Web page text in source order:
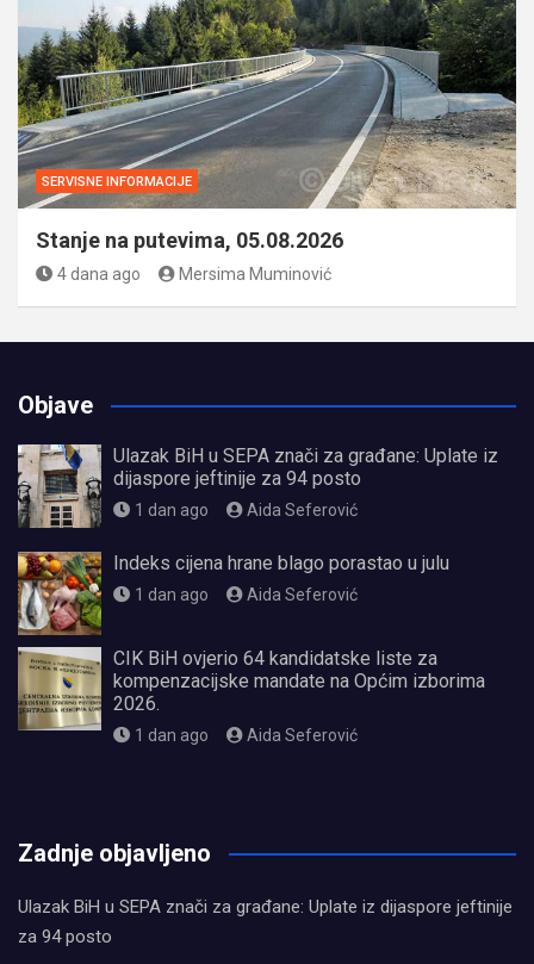
SERVISNE INFORMACIJE
Stanje na putevima, 05.08.2026
4 dana ago Mersima Muminović
Objave
Ulazak BiH u SEPA znači za građane: Uplate iz
dijaspore jeftinije za 94 posto
1 dan ago Aida Seferović
Indeks cijena hrane blago porastao u julu
1 dan ago Aida Seferović
CIK BiH ovjerio 64 kandidatske liste za
kompenzacijske mandate na Općim izborima
2026.
1 dan ago Aida Seferović
Zadnje objavljeno
Ulazak BiH u SEPA znači za građane: Uplate iz dijaspore jeftinije
za 94 posto